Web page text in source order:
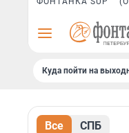
Куда пойти на
Все СПБ